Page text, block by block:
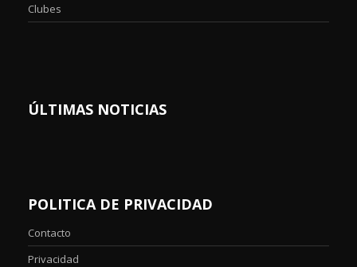
Clubes
ÚLTIMAS NOTICIAS
POLITICA DE PRIVACIDAD
Contacto
Privacidad